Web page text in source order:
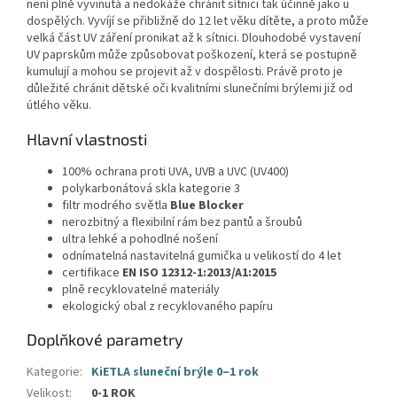
není plně vyvinutá a nedokáže chránit sítnici tak účinně jako u
dospělých. Vyvíjí se přibližně do 12 let věku dítěte, a proto může
velká část UV záření pronikat až k sítnici. Dlouhodobé vystavení
UV paprskům může způsobovat poškození, která se postupně
kumulují a mohou se projevit až v dospělosti. Právě proto je
důležité chránit dětské oči kvalitními slunečními brýlemi již od
útlého věku.
Hlavní vlastnosti
100% ochrana proti UVA, UVB a UVC (UV400)
polykarbonátová skla kategorie 3
filtr modrého světla Blue Blocker
nerozbitný a flexibilní rám bez pantů a šroubů
ultra lehké a pohodlné nošení
odnímatelná nastavitelná gumička u velikostí do 4 let
certifikace EN ISO 12312-1:2013/A1:2015
plně recyklovatelné materiály
ekologický obal z recyklovaného papíru
Doplňkové parametry
Kategorie: KiETLA sluneční brýle 0–1 rok
Velikost:
0-1 ROK